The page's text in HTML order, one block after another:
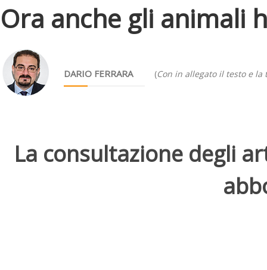
Ora anche gli animali
DARIO FERRARA (Con in allegato il testo e la
La consultazione degli